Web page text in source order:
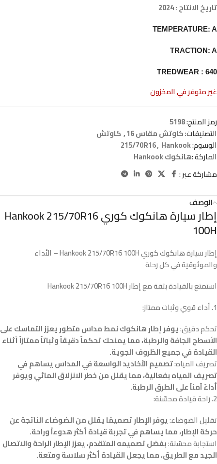
تاريخ الانتاج : 2024
TEMPERATURE: A
TRACTION: A
TREDWEAR : 640
غير متوفر في المخزون
رمز المنتج:5198
التصنيفات:كاوتش مقاس 16 , كاوتش
الوسوم:
215/70R16, Hankook
الماركة :هانكوك Hankook
مشاركة عبر :
الوصف
إطار سيارة هانكوك كوري Hankook 215/70R16
100H
إطار سيارة هانكوك كوري Hankook 215/70R16 100H – الأداء
والموثوقية في كل رحلة
استمتع بالقيادة بثقة مع إطار Hankook 215/70R16 100H
1. أداء قوي وثبات ممتاز:
تحكم دقيق:يوفر إطار هانكوك نمط مداس متطور يعزز التماسك على
الأسطح الجافة والرطبة، مما يمنحك تحكماً دقيقاً وثباتاً ممتازاً أثناء
القيادة في جميع الظروف الجوية.
تصريف المياه:تصميم الأخاديد الواسعة في المداس يساهم في
تصريف المياه بفعالية، مما يقلل من خطر الانزلاق المائي ويوفر
أداءً آمناً على الطرق الرطبة.
2. راحة قيادة محسّنة:
تقليل الضوضاء:يوفر الإطار تصميمًا يقلل من الضوضاء الناتجة عن
حركة الإطار، مما يساهم في تجربة قيادة أكثر هدوءاً وراحة.
استجابة محسّنة:بفضل تصميمه المتقدم، يعزز الإطار الراحة والاتصال
الجيد مع الطريق، مما يجعل القيادة أكثر سلاسة ومتعة.